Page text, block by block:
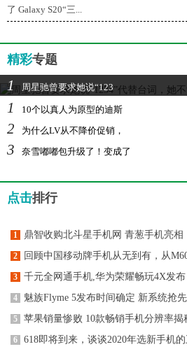
了 Galaxy S20“三...
精彩专题
1 周星驰曾要求她说“123
1 10个以真人为原型的迪斯
2 为什么LV从不降价促销，
3 奈雪嘟嘟包升级了！变成了
点击排行
1 鼎智收购北斗星手机网 青葱手机亮相
2 回顾中国移动牌手机从无到有，从
3 千元全网通手机,华为荣耀畅玩4X发布
4 魅族Flyme 5发布时间确定 新系统抢
5 苹果销量惨败 10款畅销手机分辨率揭
6 618即将到来，谈谈2020年选新手机